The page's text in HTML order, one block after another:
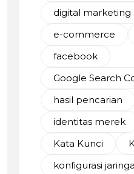
digital marketing
e-commerce
facebook
Google Search
hasil pencarian
identitas merek
Kata Kunci
konfigurasi